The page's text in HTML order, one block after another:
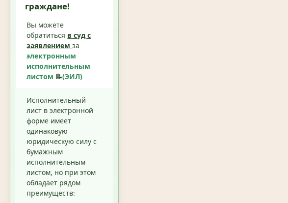
граждане!
Вы можете
обратиться в суд с
заявлениемза
электронным
исполнительным
листом 📝(ЭИЛ)
Исполнительный
лист в электронной
форме имеет
одинаковую
юридическую силу с
бумажным
исполнительным
листом, но при этом
обладает рядом
преимуществ: